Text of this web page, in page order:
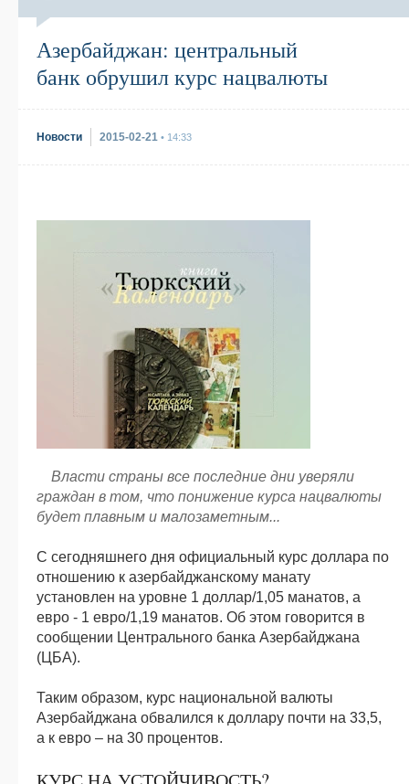
Азербайджан: центральный
банк обрушил курс нацвалюты
Новости 2015-02-21 • 14:33
Власти страны все последние дни уверяли
граждан в том, что понижение курса нацвалюты
будет плавным и малозаметным...
С сегодняшнего дня официальный курс доллара по
отношению к азербайджанскому манату
установлен на уровне 1 доллар/1,05 манатов, а
евро - 1 евро/1,19 манатов. Об этом говорится в
сообщении Центрального банка Азербайджана
(ЦБА).
Таким образом, курс национальной валюты
Азербайджана обвалился к доллару почти на 33,5,
а к евро – на 30 процентов.